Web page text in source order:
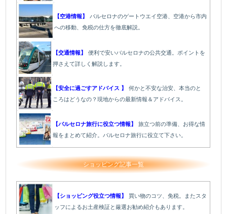
【空港情報】
バルセロナのゲートウエイ空港、空港から市内
への移動、免税の仕方を徹底解説。
【交通情報】
便利で安いバルセロナの公共交通。ポイントを
押さえて詳しく解説します。
【安全に過ごすアドバイス 】
何かと不安な治安、本当のと
ころはどうなの？現地からの最新情報＆アドバイス。
【バルセロナ旅行に役立つ情報】
旅立つ前の準備、お得な情
報をまとめて紹介。バルセロナ旅行に役立て下さい。
ショッピング記事一覧
【ショッピング役立つ情報】
買い物のコツ、免税。またスタ
ッフによるお土産検証と厳選お勧め紹介もあります。